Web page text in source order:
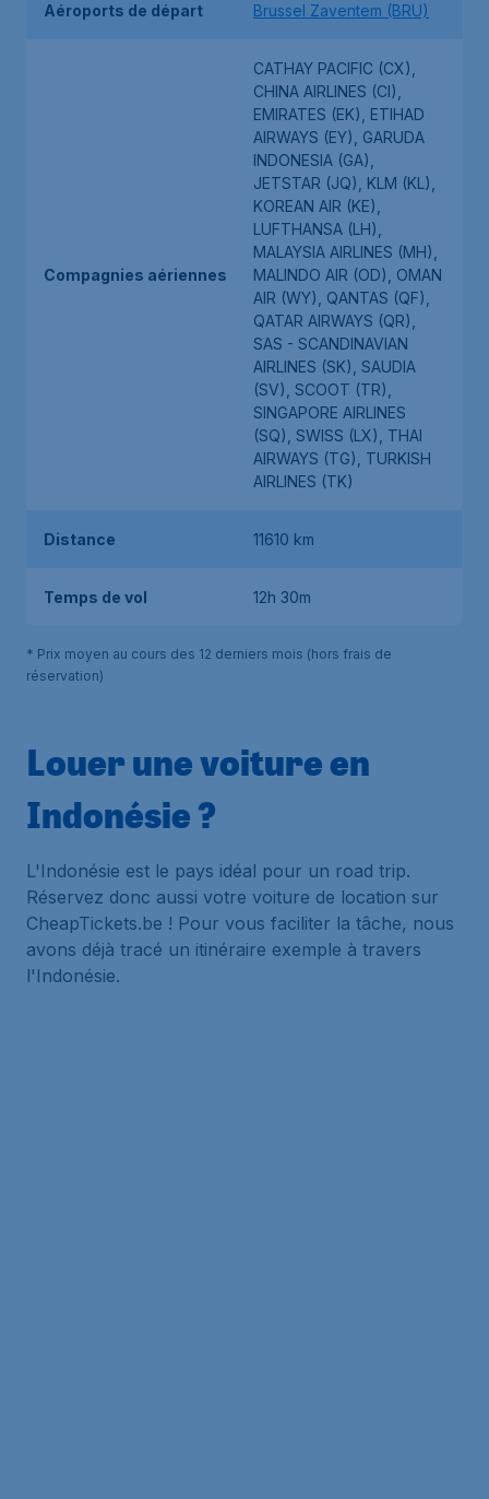
Aéroports de départ Brussel Zaventem (BRU)
Compagnies aériennes
CATHAY PACIFIC (CX),
CHINA AIRLINES (CI),
EMIRATES (EK), ETIHAD
AIRWAYS (EY), GARUDA
INDONESIA (GA),
JETSTAR (JQ), KLM (KL),
KOREAN AIR (KE),
LUFTHANSA (LH),
MALAYSIA AIRLINES (MH),
MALINDO AIR (OD), OMAN
AIR (WY), QANTAS (QF),
QATAR AIRWAYS (QR),
SAS - SCANDINAVIAN
AIRLINES (SK), SAUDIA
(SV), SCOOT (TR),
SINGAPORE AIRLINES
(SQ), SWISS (LX), THAI
AIRWAYS (TG), TURKISH
AIRLINES (TK)
Distance 11610 km
Temps de vol 12h 30m
* Prix moyen au cours des 12 derniers mois (hors frais de
réservation)
Louer une voiture en
Indonésie ?
L'Indonésie est le pays idéal pour un road trip.
Réservez donc aussi votre voiture de location sur
CheapTickets.be ! Pour vous faciliter la tâche, nous
avons déjà tracé un itinéraire exemple à travers
l'Indonésie.